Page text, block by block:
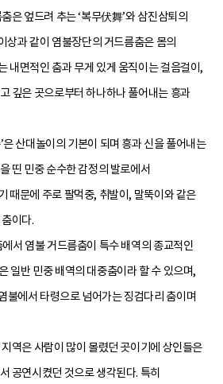
은 엎드려 추는 ‘복무伏舞’와 삼진삼퇴의
상과 같이 염불장단의 거드름춤은 몸의
내면적인 춤과 무게 있게 움직이는 걸음걸이,
깊은 곳으로부터 하나하나 풀어내는 흥과
은 산대놀이의 기본이 되며 흥과 신을 풀어내는
띤 민중 순수한 감정의 발로에서
때문에 주로 팔먹중, 취발이, 말뚝이와 같은
이다.
서 염불 거드름춤이 특수 배역의 종교적인
일반 민중 배역의 대중춤이라 할 수 있으며,
불에서 타령으로 넘어가는 징검다리 춤이며
역은 사람이 많이 몰렸던 곳이기에 상인들은
공연시켰던 것으로 생각된다. 특히